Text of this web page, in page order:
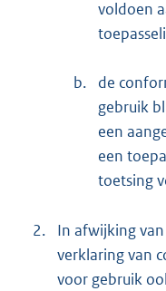
voldoen
b.
de
gebruik
een
een
toetsing
2.
In afwijking
verklaring van
voor gebruik